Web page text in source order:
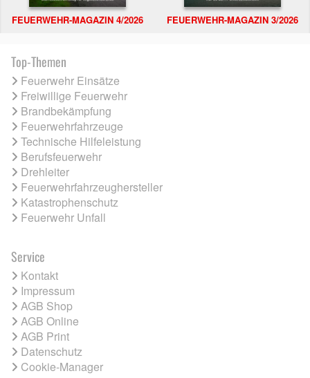
FEUERWEHR-MAGAZIN 4/2026 FEUERWEHR-MAGAZIN 3/2026
Top-Themen
Feuerwehr Einsätze
Freiwillige Feuerwehr
Brandbekämpfung
Feuerwehrfahrzeuge
Technische Hilfeleistung
Berufsfeuerwehr
Drehleiter
Feuerwehrfahrzeughersteller
Katastrophenschutz
Feuerwehr Unfall
Service
Kontakt
Impressum
AGB Shop
AGB Online
AGB Print
Datenschutz
Cookie-Manager